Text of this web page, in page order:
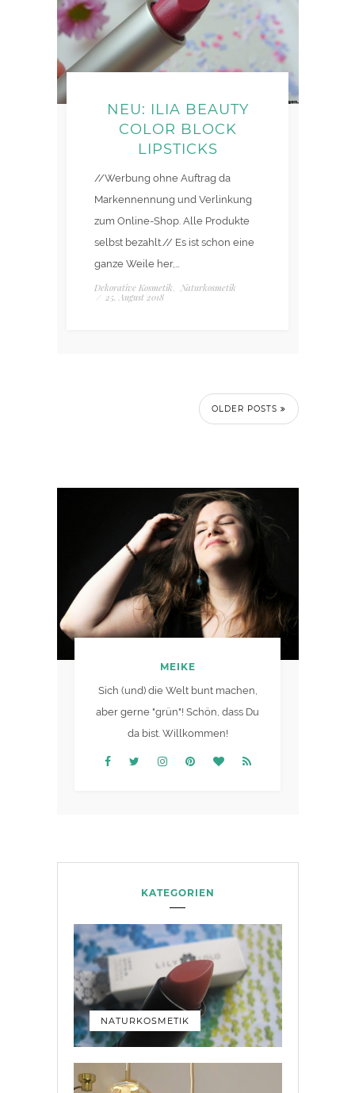
NEU: ILIA BEAUTY
COLOR BLOCK
LIPSTICKS
//Werbung ohne Auftrag da
Markennennung und Verlinkung
zum Online-Shop. Alle Produkte
selbst bezahlt.// Es ist schon eine
ganze Weile her,…
Dekorative Kosmetik, Naturkosmetik
/ 25. August 2018
OLDER POSTS
MEIKE
Sich (und) die Welt bunt machen,
aber gerne "grün"! Schön, dass Du
da bist. Willkommen!
KATEGORIEN
NATURKOSMETIK